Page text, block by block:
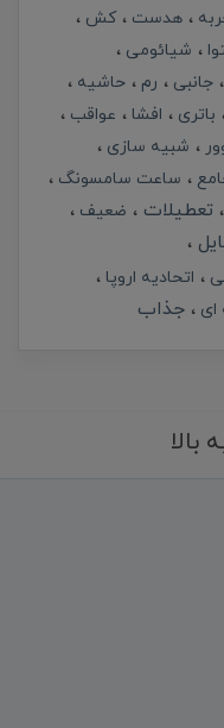
هدست
کش
شیائومی
جانبی رم
حاشیه
باتری افشا عواقب
شبیه سازی
ساعت سامسونگ
تعطیلات
ضعیف
اتحادیه اروپا
ای جذاب
بالا